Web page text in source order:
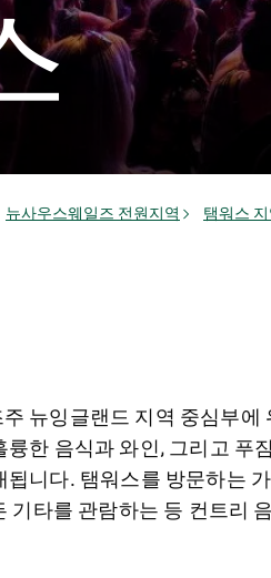
뉴사우스웨일즈 전원지역 탬워스 지
뉴잉글랜드 지역 중심부
륭한 음식과 와인, 그리고 푸
됩니다. 탬워스를 방문하는
기타를 관람하는 등 컨트리